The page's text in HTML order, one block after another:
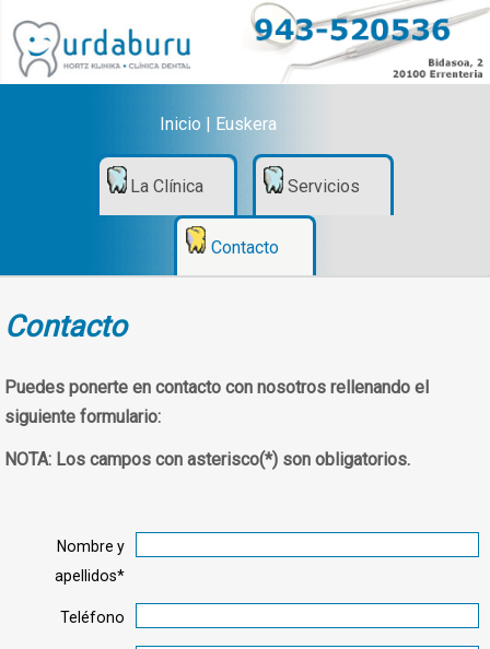
Inicio | Euskera
La Clínica Servicios
Contacto
Contacto
Puedes ponerte en contacto con nosotros rellenando el
siguiente formulario:
NOTA: Los campos con asterisco(*) son obligatorios.
Nombre y
apellidos*
Teléfono